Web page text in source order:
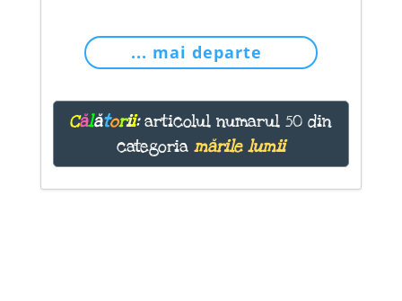
... mai departe
Călătorii:articolul numarul 50 din
categoria mările lumii